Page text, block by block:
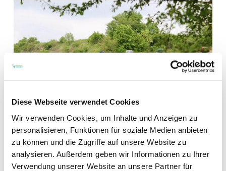
Diese Webseite verwendet Cookies
Wir verwenden Cookies, um Inhalte und Anzeigen zu
personalisieren, Funktionen für soziale Medien anbieten
zu können und die Zugriffe auf unsere Website zu
analysieren. Außerdem geben wir Informationen zu Ihrer
Verwendung unserer Website an unsere Partner für